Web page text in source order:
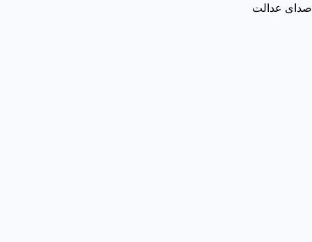
صدای عدالت